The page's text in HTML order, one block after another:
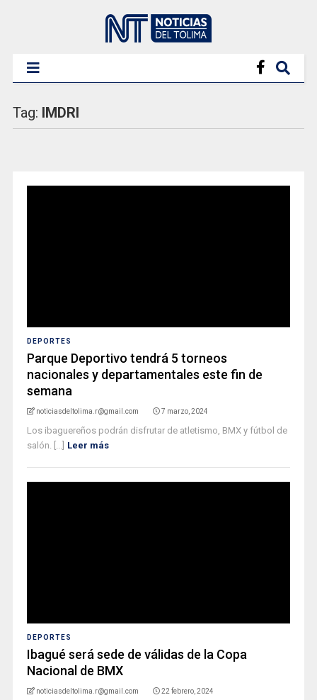
Tag: IMDRI
DEPORTES
Parque Deportivo tendrá 5 torneos
nacionales y departamentales este fin de
semana
noticiasdeltolima.r@gmail.com 7 marzo, 2024
Los ibaguereños podrán disfrutar de atletismo, BMX y fútbol de
salón. [...] Leer más
DEPORTES
Ibagué será sede de válidas de la Copa
Nacional de BMX
noticiasdeltolima.r@gmail.com 22 febrero, 2024